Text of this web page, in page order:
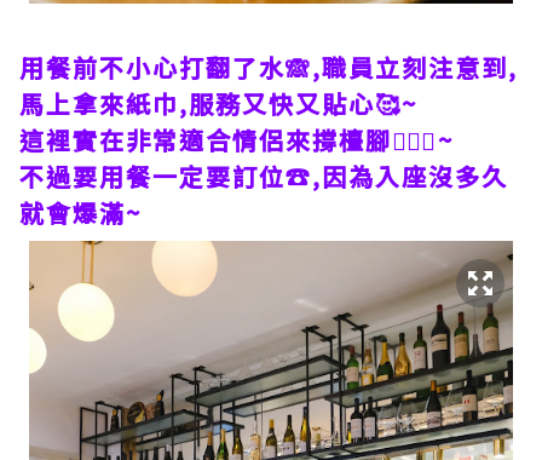
用餐前不小心打翻了水🙈,職員立刻注意到,
馬上拿來紙巾,服務又快又貼心🥰~
這裡實在非常適合情侶來撐檯腳👩‍❤️‍👨~
不過要用餐一定要訂位☎️,因為入座沒多久
就會爆滿~